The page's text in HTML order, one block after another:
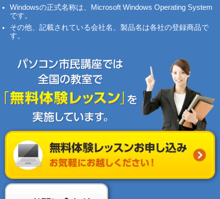
Windowsの正式名称は、Microsoft Windows Operating System
です。
その他、記載されている会社名、製品名は各社の登録商品で
す。